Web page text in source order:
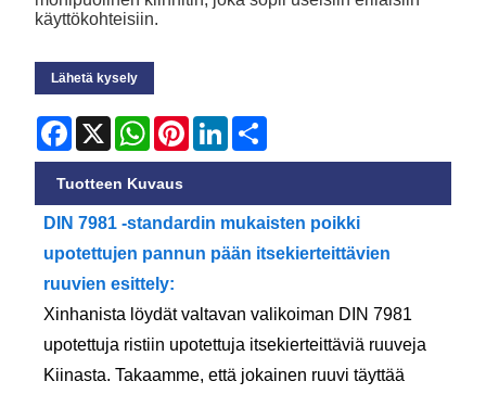
käyttökohteisiin.
Lähetä kysely
Facebook
X WhatsApp
PinterestLinkedIn
Tuotteen Kuvaus
DIN 7981 -standardin mukaisten poikki
upotettujen pannun pään itsekierteittävien
ruuvien esittely:
Xinhanista löydät valtavan valikoiman DIN 7981
upotettuja ristiin upotettuja itsekierteittäviä ruuveja
Kiinasta. Takaamme, että jokainen ruuvi täyttää